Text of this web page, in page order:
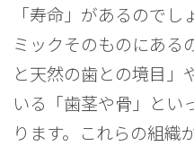
「寿命」があるので
ミックそのものにある
と天然の歯との境目」
いる「歯茎や骨」とい
ります。これらの組織